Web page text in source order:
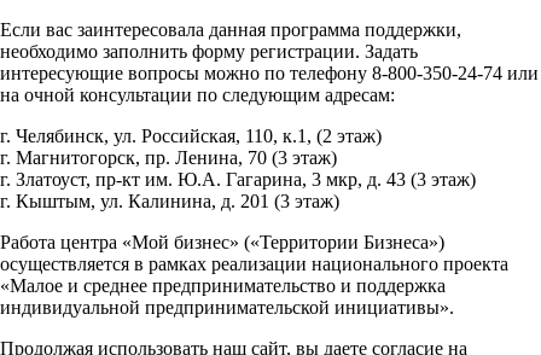
Если вас заинтересовала данная программа поддержки,
необходимо заполнить форму регистрации. Задать
интересующие вопросы можно по телефону 8-800-350-24-74 или
на очной консультации по следующим адресам:
г. Челябинск, ул. Российская, 110, к.1, (2 этаж)
г. Магнитогорск, пр. Ленина, 70 (3 этаж)
г. Златоуст, пр-кт им. Ю.А. Гагарина, 3 мкр, д. 43 (3 этаж)
г. Кыштым, ул. Калинина, д. 201 (3 этаж)
Работа центра «Мой бизнес» («Территории Бизнеса»)
осуществляется в рамках реализации национального проекта
«Малое и среднее предпринимательство и поддержка
индивидуальной предпринимательской инициативы».
Продолжая использовать наш сайт, вы даете согласие на